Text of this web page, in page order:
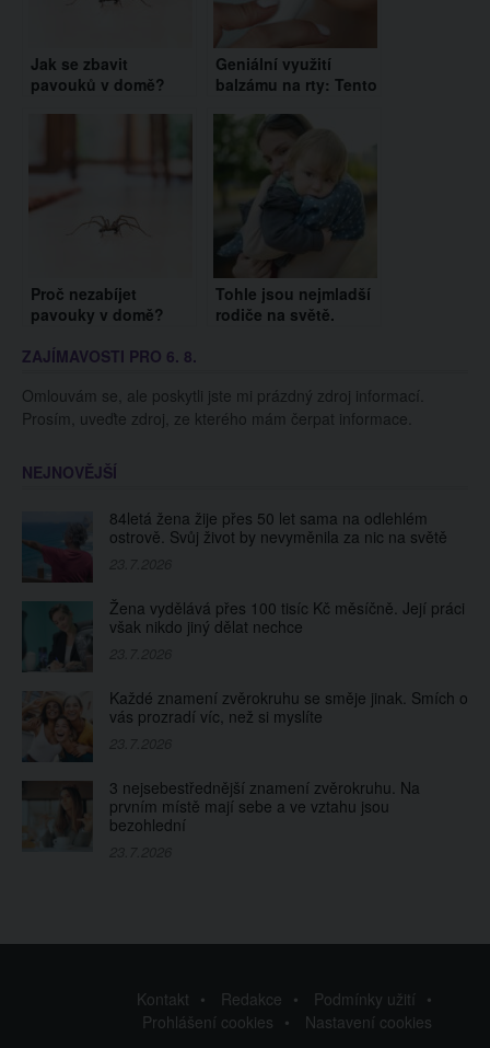
Jak se zbavit
pavouků v domě?
Geniální využití
balzámu na rty: Tento
nepaří jenom na ústa
Proč nezabíjet
pavouky v domě?
měli znát
Tohle jsou nejmladší
rodiče na světě.
ZAJÍMAVOSTI PRO 6. 8.
Omlouvám se, ale poskytli jste mi prázdný zdroj informací.
Prosím, uveďte zdroj, ze kterého mám čerpat informace.
NEJNOVĚJŠÍ
84letá žena žije přes 50 let sama na odlehlém
ostrově. Svůj život by nevyměnila za nic na světě
Žena vydělává přes 100 tisíc Kč měsíčně. Její práci
však nikdo jiný dělat nechce
Každé znamení zvěrokruhu se směje jinak. Smích o
vás prozradí víc, než si myslíte
3 nejsebestřednější znamení zvěrokruhu. Na
prvním místě mají sebe a ve vztahu jsou
bezohlední
Kontakt Redakce
Podmínky užití
Prohlášení cookies
Nastavení cookies